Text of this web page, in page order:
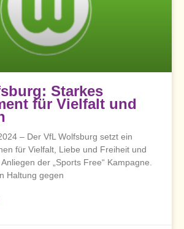
Starkes
für Vielfalt und
– Der VfL Wolfsburg setzt ein
für Vielfalt, Liebe und Freiheit und
der „Sports Free“ Kampagne.
Haltung gegen